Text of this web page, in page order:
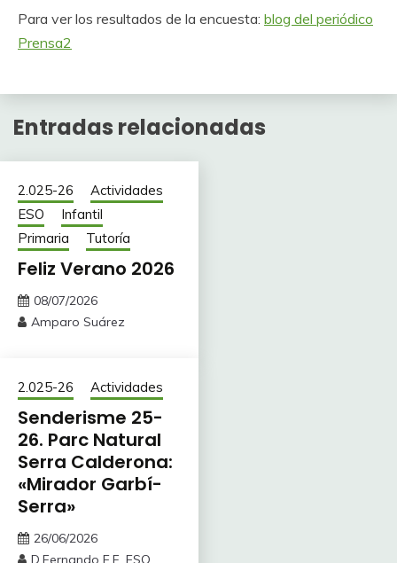
Para ver los resultados de la encuesta: blog del periódico
Prensa2
Entradas relacionadas
2.025-26
Actividades
ESO
Infantil
Primaria
Tutoría
Feliz Verano 2026
08/07/2026
Amparo Suárez
2.025-26 Actividades
Senderisme 25-
26. Parc Natural
Serra Calderona:
«Mirador Garbí-
Serra»
26/06/2026
D.Fernando E.F. ESO